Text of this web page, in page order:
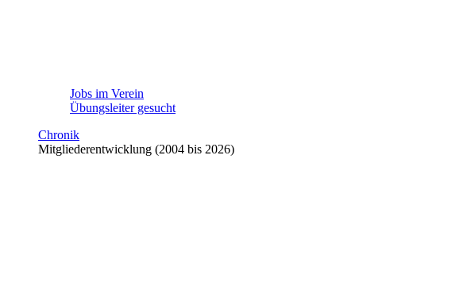
Jobs im Verein
Übungsleiter gesucht
Chronik
Mitgliederentwicklung (2004 bis 2026)